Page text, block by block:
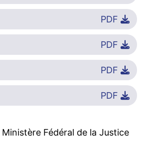
PDF
PDF
PDF
PDF
Fédéral de la Justice